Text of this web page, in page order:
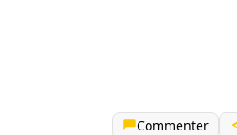
Commenter